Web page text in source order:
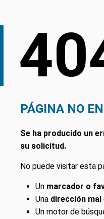
PÁGINA NO
Se ha producido un
su solicitud.
No puede visitar esta
Un marcador o
Una dirección
Un motor de